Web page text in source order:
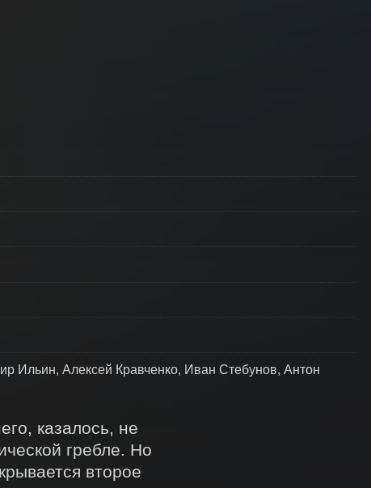
Ильин, Алексей Кравченко, Иван Стебунов, Антон
казалось, не
гребле. Но
второе